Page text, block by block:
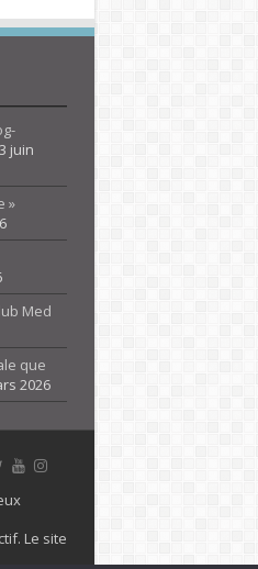
3 juin
»
Med
que
2026
Le site